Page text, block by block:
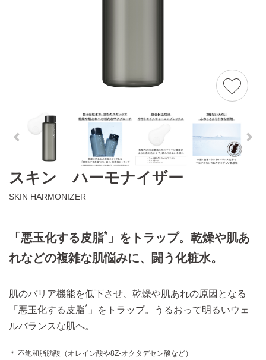
スキン ハーモナイザー
SKIN HARMONIZER
「悪玉化する皮脂* 」をトラップ。乾燥や肌あ
れなどの複雑な肌悩みに、闘う化粧水。
肌のバリア機能を低下させ、乾燥や肌あれの原因となる
「悪玉化する皮脂* 」をトラップ。うるおって明るいウェ
ルバランスな肌へ。
＊ 不飽和脂肪酸（オレイン酸や8Z-オクタデセン酸など）